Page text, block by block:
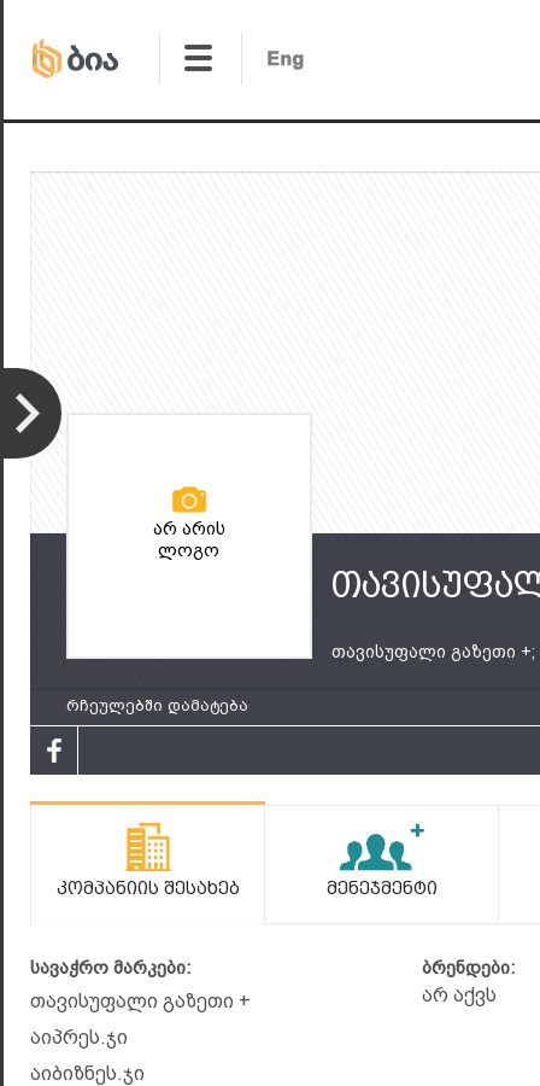
არ არის
ლოგო
თავისუფალი გაზეთი +;
რჩეულებში დამატება
Კომპანიის Შესახებ Მენეჯმენტი
სავაჭრო მარკები:
თავისუფალი გაზეთი +
აიპრეს.ჯი
აიბიზნეს.ჯი
ბრენდები:
არ აქვს